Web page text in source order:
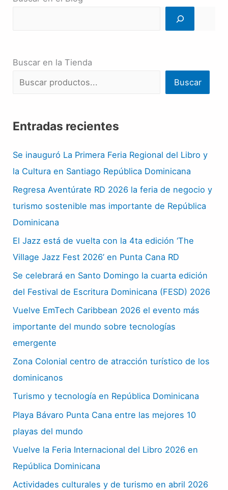
Buscar en la Tienda
Buscar
Entradas recientes
Se inauguró La Primera Feria Regional del Libro y
la Cultura en Santiago República Dominicana
Regresa Aventúrate RD 2026 la feria de negocio y
turismo sostenible mas importante de República
Dominicana
El Jazz está de vuelta con la 4ta edición ‘The
Village Jazz Fest 2026’ en Punta Cana RD
Se celebrará en Santo Domingo la cuarta edición
del Festival de Escritura Dominicana (FESD) 2026
Vuelve EmTech Caribbean 2026 el evento más
importante del mundo sobre tecnologías
emergente
Zona Colonial centro de atracción turístico de los
dominicanos
Turismo y tecnología en República Dominicana
Playa Bávaro Punta Cana entre las mejores 10
playas del mundo
Vuelve la Feria Internacional del Libro 2026 en
República Dominicana
Actividades culturales y de turismo en abril 2026